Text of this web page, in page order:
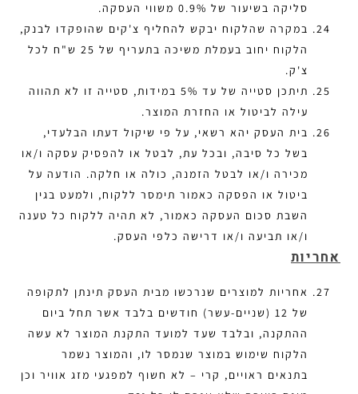
סליקה בשיעור של 0.9% משווי העסקה.
במקרה שהלקוח יבקש להחליף צ'קים שהופקדו לבנק,
הלקוח יחוב בעמלת משיכה בתעריף של 25 ש"ח לכל
צ'ק.
תיתכן סטייה של עד 5% במידות, סטייה זו לא תהווה
עילה לביטול או החזרת המוצר.
בית העסק יהא רשאי, על פי שיקול דעתו הבלעדי,
בשל כל סיבה, ובכל עת, לבטל או להפסיק עסקה ו/או
מכירה ו/או לבטל הזמנה, כולה או חלקה. הודעה על
ביטול או הפסקה כאמור תימסר ללקוח, ולמעט בגין
השבת סכום העסקה כאמור, לא תהיה ללקוח כל טענה
ו/או תביעה ו/או דרישה כלפי העסק.
אחריות
אחריות למוצרים שנרכשו מבית העסק תינתן לתקופה
של 12 (שניים-עשר) חודשים בלבד אשר תחל ביום
ההתקנה, ובלבד שעד למועד התקנת המוצר לא עשה
הלקוח שימוש במוצר שנמסר לו, והמוצר נשמר
בתנאים ראויים, קרי – לא חשוף למפגעי מזג אוויר וכן